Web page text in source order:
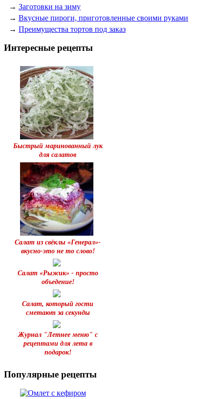
→ Заготовки на зиму
→ Вкусные пироги, приготовленные своими руками
→ Преимущества тортов под заказ
Интересные рецепты
Быстрый маринованный лук
для салатов
Салат из свёклы «Генерал»-
вкусно-это не то слово!
Салат «Рыжик» - просто
объедение!
Салат, который гости
сметают за секунды
Журнал "Летнее меню" с
рецептами для лета в
подарок!
Популярные рецепты